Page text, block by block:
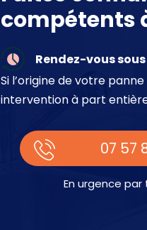
compétents
Rendez-vous
Si l’origine de votre
intervention à part
07 57
En urgence